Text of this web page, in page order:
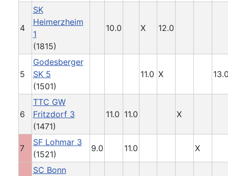
4
SK
Heimerzheim
1
(1815)
10.0 X 12.0
5
Godesberger
SK 5
(1501)
11.0 X
6
TTC GW
Fritzdorf 3
(1471)
11.0 11.0 X
7
SF Lohmar 3
(1521)
9.0 11.0 X
SC Bonn